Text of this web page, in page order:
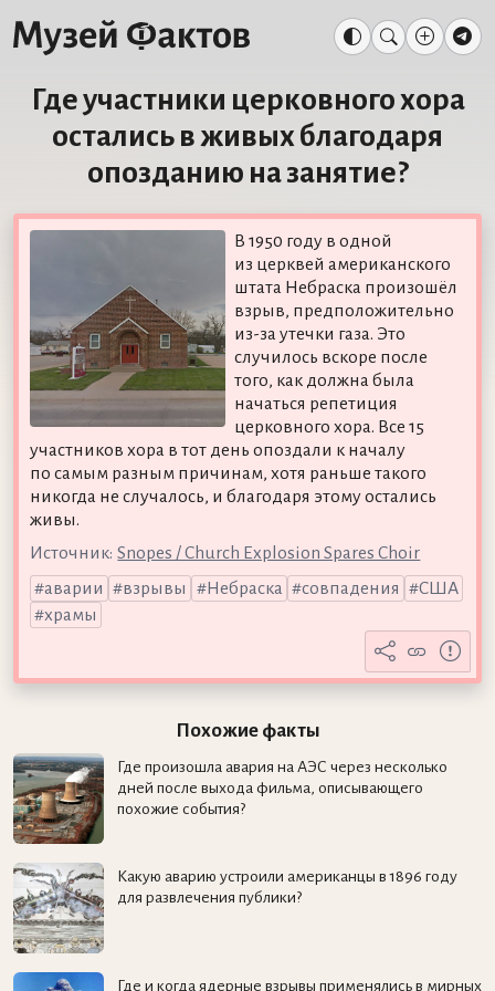
Где участники церковного хора
остались в живых благодаря
опозданию на занятие?
В 1950 году в одной
из церквей американского
штата Небраска произошёл
взрыв, предположительно
из-за утечки газа. Это
случилось вскоре после
того, как должна была
начаться репетиция
церковного хора. Все 15
участников хора в тот день опоздали к началу
по самым разным причинам, хотя раньше такого
никогда не случалось, и благодаря этому остались
живы.
Источник: Snopes / Church Explosion Spares Choir
аварии
взрывы Небраска совпадения
США
храмы
Похожие факты
Где произошла авария на АЭС через несколько
дней после выхода фильма, описывающего
похожие события?
Какую аварию устроили американцы в 1896 году
для развлечения публики?
Где и когда ядерные взрывы применялись в мирных